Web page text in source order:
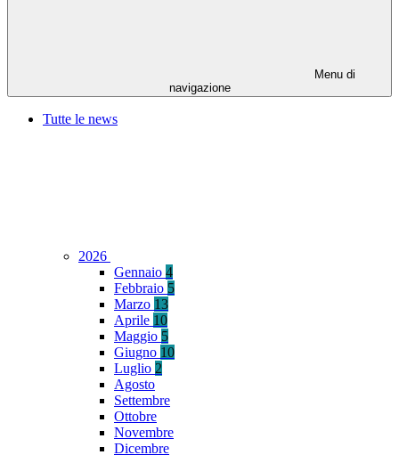
Menu di
navigazione
Tutte le news
2026
Gennaio 4
Febbraio 5
Marzo 13
Aprile 10
Maggio 5
Giugno 10
Luglio 2
Agosto
Settembre
Ottobre
Novembre
Dicembre